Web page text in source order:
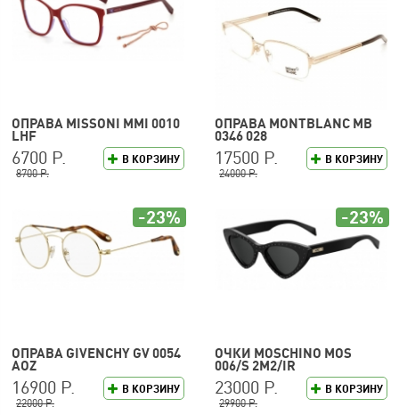
ОПРАВА MISSONI MMI 0010
LHF
В КОРЗИНУ
6700 Р.
8700 Р.
ОПРАВА MONTBLANC MB
0346 028
В КОРЗИНУ
17500 Р.
24000 Р.
ОПРАВА GIVENCHY GV 0054
AOZ
В КОРЗИНУ
16900 Р.
22000 Р.
-23%
ОЧКИ MOSCHINO MOS
006/S 2M2/IR
В КОРЗИНУ
23000 Р.
29900 Р.
-23%